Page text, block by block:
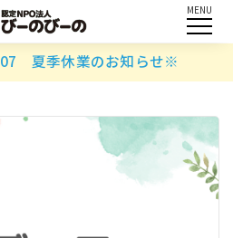
MENU
夏季休業のお知らせ※